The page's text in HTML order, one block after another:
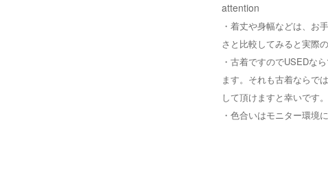
attention
・着丈や身幅などは、お
さと比較してみると実際
・ 古着ですのでUSEDな
ます。それも古着ならで
して頂けますと幸いです。
・ 色合いはモニター環境